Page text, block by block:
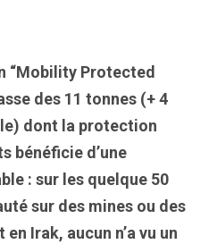
“Mobility Protected
des 11 tonnes (+ 4
dont la protection
bénéficie d’une
: sur les quelque 50
sur des mines ou des
Irak, aucun n’a vu un